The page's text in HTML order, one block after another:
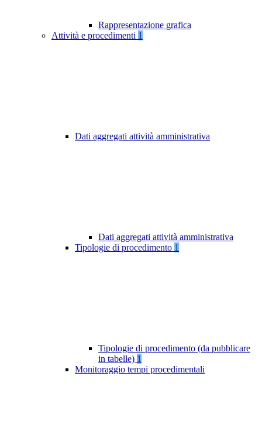
Rappresentazione grafica
Attività e procedimenti 1
Dati aggregati attività amministrativa
Dati aggregati attività amministrativa
Tipologie di procedimento 1
Tipologie di procedimento (da pubblicare
in tabelle) 1
Monitoraggio tempi procedimentali